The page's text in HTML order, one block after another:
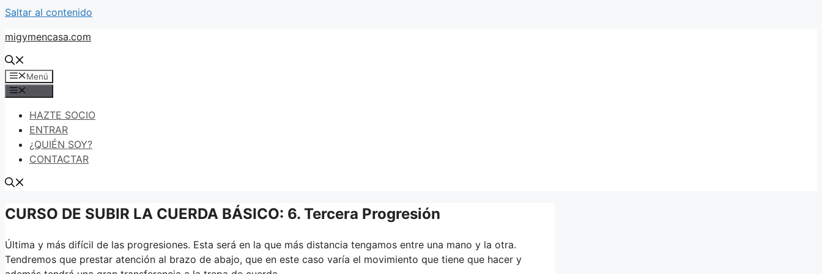
Saltar al contenido
migymencasa.com
Menú
HAZTE SOCIO
ENTRAR
¿QUIÉN SOY?
CONTACTAR
CURSO DE SUBIR LA CUERDA BÁSICO: 6. Tercera Progresión
Última y más difícil de las progresiones. Esta será en la que más distancia tengamos entre una mano y la otra.
Tendremos que prestar atención al brazo de abajo, que en este caso varía el movimiento que tiene que hacer y